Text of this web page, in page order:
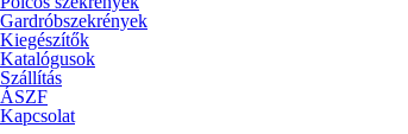
Gardróbszekrények
Kiegészítők
Katalógusok
Szállítás
ÁSZF
Kapcsolat